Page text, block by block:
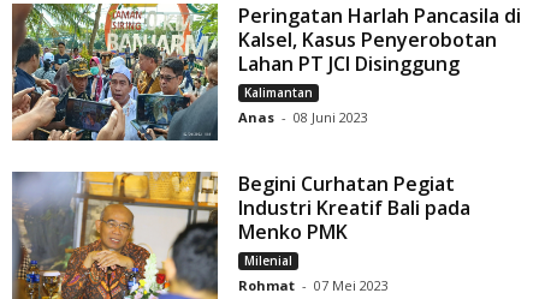
Peringatan Harlah Pancasila di
Kalsel, Kasus Penyerobotan
Lahan PT JCI Disinggung
Kalimantan
Anas - 08 Juni 2023
Begini Curhatan Pegiat
Industri Kreatif Bali pada
Menko PMK
Milenial
Rohmat - 07 Mei 2023